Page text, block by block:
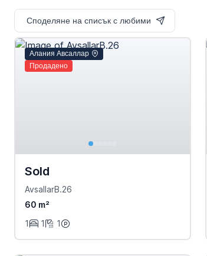
Споделяне на списък с любими
Алания Авсаллар
Продадено
Sold
AvsallarB.26
60 m²
1
1 1